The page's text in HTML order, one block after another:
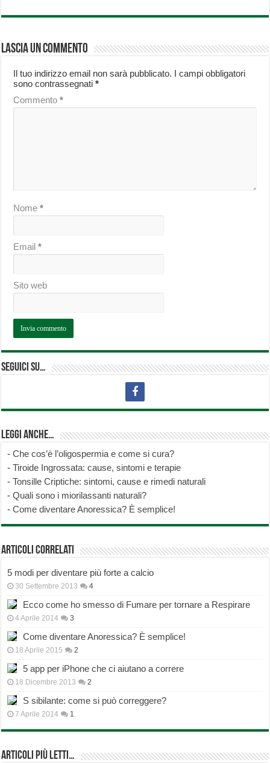
Lascia un commento
Il tuo indirizzo email non sarà pubblicato. I campi obbligatori
sono contrassegnati*
Commento*
Nome*
Email*
Sito web
Seguici su…
Leggi anche…
-Che cos’è l’oligospermia e come si cura?
-Tiroide Ingrossata: cause, sintomi e terapie
-Tonsille Criptiche: sintomi, cause e rimedi naturali
-Quali sono i miorilassanti naturali?
-Come diventare Anoressica? È semplice!
Articoli correlati
5 modi per diventare più forte a calcio
30 Settembre 2013 4
Ecco come ho smesso di Fumare per tornare a Respirare
4 Aprile 2014 3
Come diventare Anoressica? È semplice!
18 Aprile 2015 2
5 app per iPhone che ci aiutano a correre
18 Dicembre 2013 2
S sibilante: come si può correggere?
7 Aprile 2014 1
Articoli più Letti…